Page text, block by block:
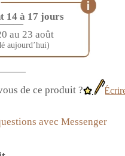
14 à 17 jours
au 23 août
aujourd’hui)
de ce produit ?
avec Messenger